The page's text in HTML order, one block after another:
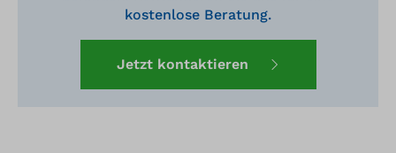
kostenlose Beratung.
Jetzt kontaktieren